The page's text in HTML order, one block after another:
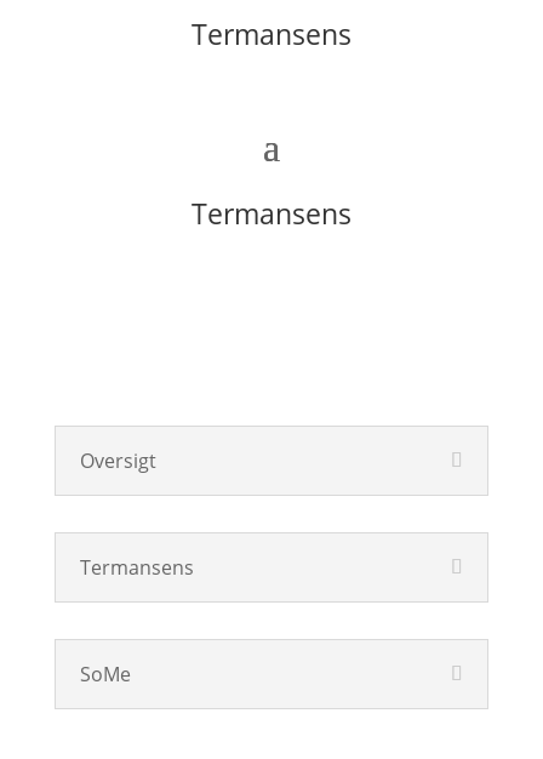
Termansens
Termansens
Oversigt
Termansens
SoMe